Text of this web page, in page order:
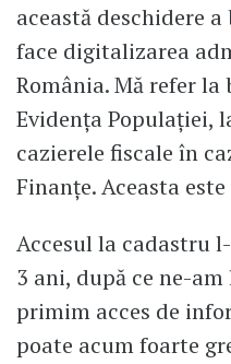
această deschidere
face digitalizarea
România. Mă refer la
Evidența Populației,
cazierele fiscale în
Finanțe. Aceasta
Accesul la cadastru
3 ani, după ce ne-
primim acces de
poate acum foarte